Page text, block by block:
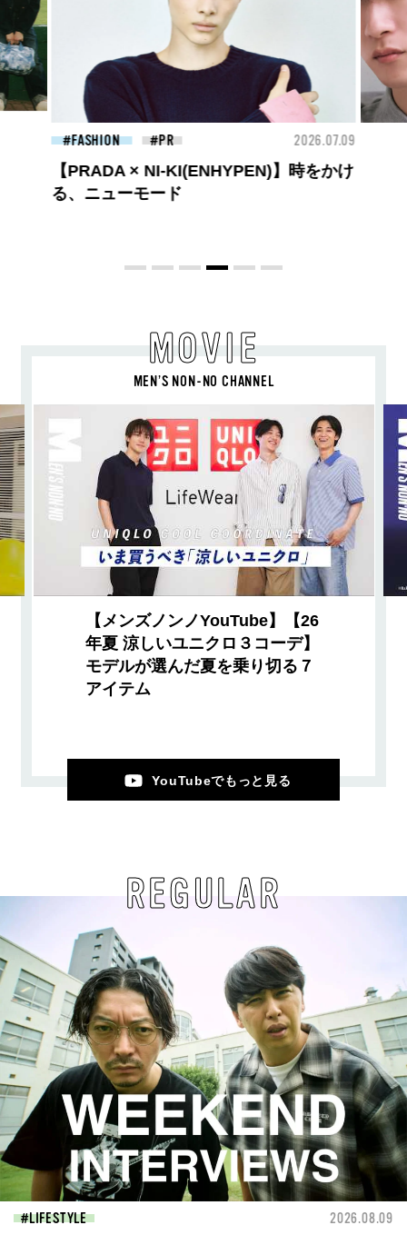
FASHION 2026.07.09
高橋璃央と、ジュエッテの出会い。夏の
定番、ピンクゴールドが印象的
MOVIE
MEN’S NON-NO CHANNEL
【メンズノンノYouTube】【26
年夏 涼しいユニクロ３コーデ】
モデルが選んだ夏を乗り切る７
アイテム
YouTubeでもっと見る
REGULAR
LIFESTYLE 2026.08.09